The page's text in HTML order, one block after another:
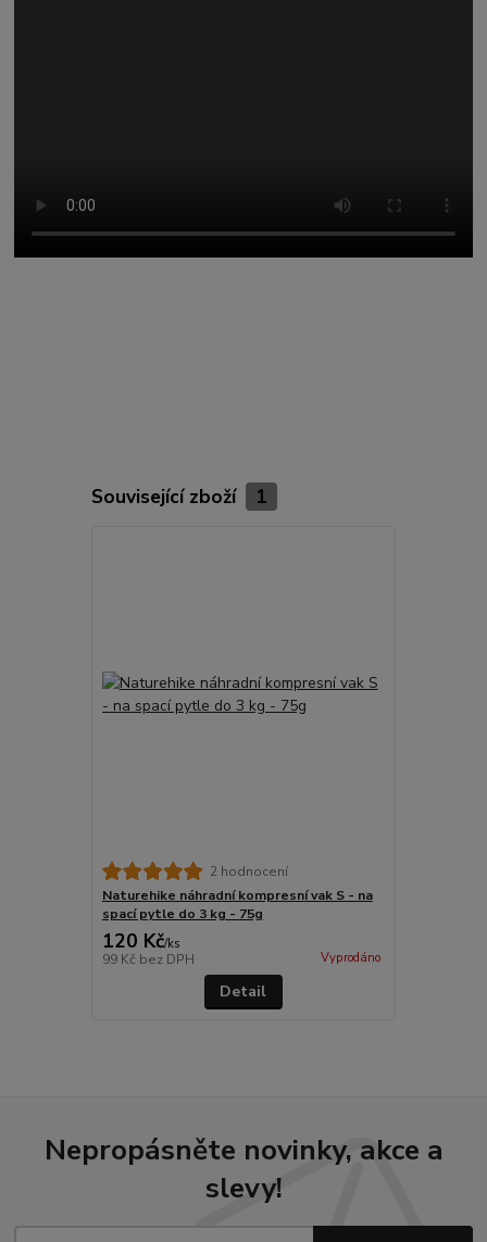
Související zboží 1
2 hodnocení
Naturehike náhradní kompresní vak S - na
spací pytle do 3 kg - 75g
120 Kč/ks
99 Kč bez DPH Vyprodáno
Detail
Nepropásněte novinky, akce a
slevy!